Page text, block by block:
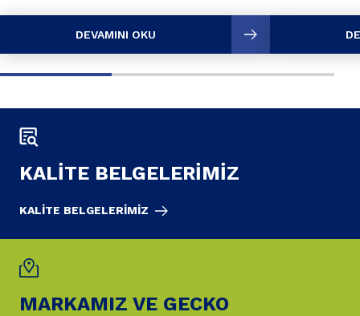
DEVAMINI OKU
KALİTE BELGELERİMİZ
KALİTE BELGELERİMİZ
MARKAMIZ VE GECKO